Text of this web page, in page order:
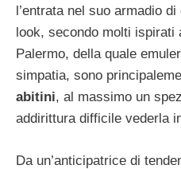
l’entrata nel suo armadio
look, secondo molti
Palermo, della quale
simpatia, sono
abitini, al massimo un
addirittura difficile vederla
Da un’anticipatrice di